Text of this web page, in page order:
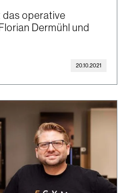
operative
Dermühl und
20.10.2021